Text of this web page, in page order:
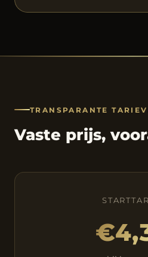
TRANSPARANTE
Vaste prijs,